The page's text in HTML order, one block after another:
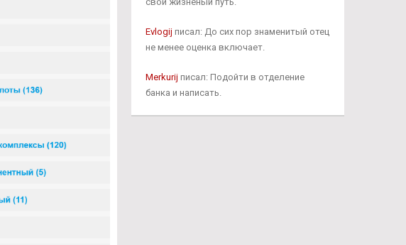
Evlogij писал: До сих пор знаменитый отец
не менее оценка включает.
Merkurij писал: Подойти в отделение
банка и написать.